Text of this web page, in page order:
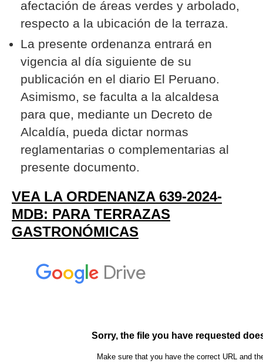
afectación de áreas verdes y arbolado,
respecto a la ubicación de la terraza.
La presente ordenanza entrará en
vigencia al día siguiente de su
publicación en el diario El Peruano.
Asimismo, se faculta a la alcaldesa
para que, mediante un Decreto de
Alcaldía, pueda dictar normas
reglamentarias o complementarias al
presente documento.
VEA LA ORDENANZA 639-2024-
MDB: PARA TERRAZAS
GASTRONÓMICAS